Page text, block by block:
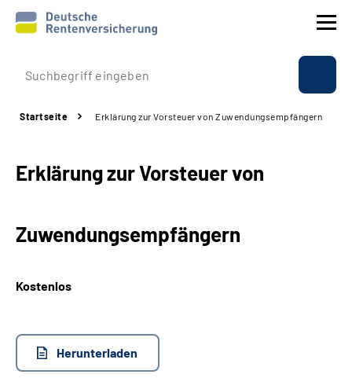
Prävention
Rente
Online-Services
Startseite Erklärung zur Vorsteuer von Zuwendungsempfängern
Erklärung zur Vorsteuer von
Zuwendungsempfängern
Kostenlos
Herunterladen